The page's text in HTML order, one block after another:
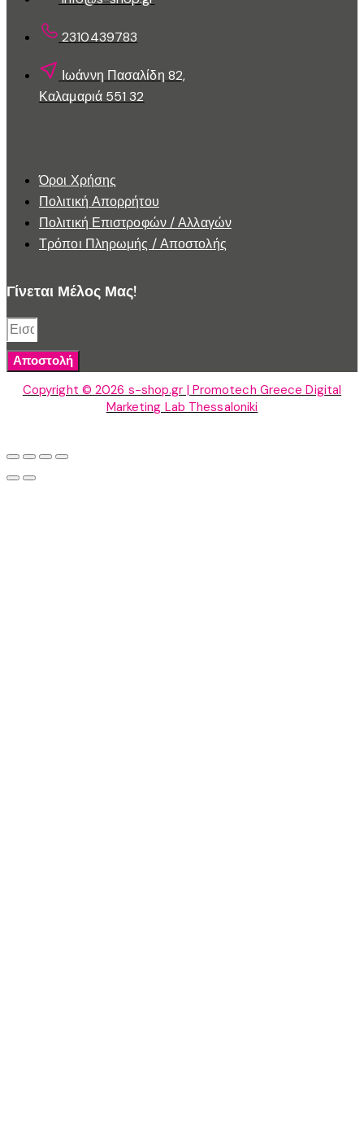
2310439783
Ιωάννη Πασαλίδη 82,
Καλαμαριά 551 32
Όροι Χρήσης
Πολιτική Απορρήτου
Πολιτική Επιστροφών / Αλλαγών
Τρόποι Πληρωμής / Αποστολής
Γίνεται Μέλος Μας!
Αποστολή
Copyright © 2026 s-shop.gr | Promotech Greece Digital
Marketing Lab Thessaloniki